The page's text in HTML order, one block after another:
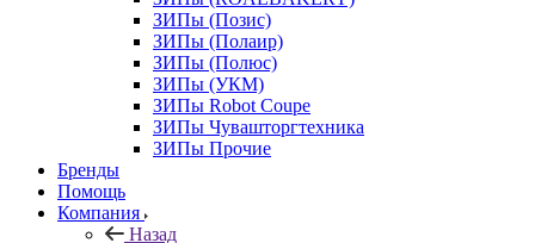
ЗИПы (Позис)
ЗИПы (Полаир)
ЗИПы (Полюс)
ЗИПы (УКМ)
ЗИПы Robot Coupe
ЗИПы Чувашторгтехника
ЗИПы Прочие
Бренды
Помощь
Компания
Назад